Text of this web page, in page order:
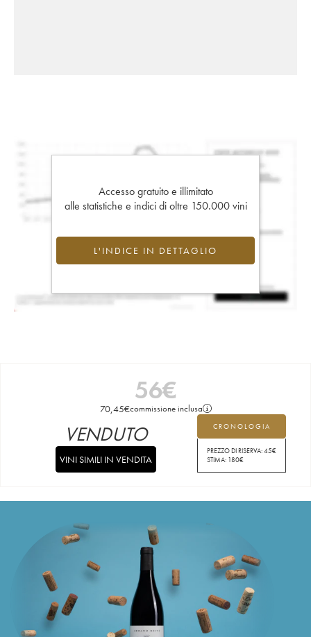
Accesso gratuito e illimitato
alle statistiche e indici di oltre 150.000 vini
L'INDICE IN DETTAGLIO
56€
70,45€commissione inclusa
CRONOLOGIA
PREZZO DI RISERVA:45€
STIMA: 180€
VENDUTO
VINI SIMILI IN VENDITA